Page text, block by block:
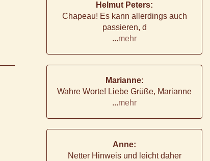
Helmut Peters:
Chapeau! Es kann allerdings auch
passieren, d
...mehr
Marianne:
Wahre Worte! Liebe Grüße, Marianne
...mehr
Anne:
Netter Hinweis und leicht daher